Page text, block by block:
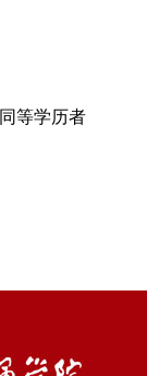
等学历者